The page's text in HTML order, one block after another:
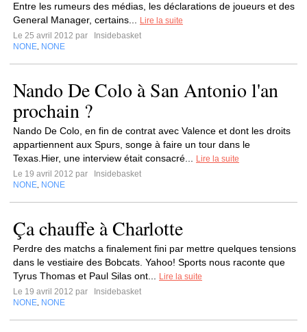
Entre les rumeurs des médias, les déclarations de joueurs et des
General Manager, certains...
Lire la suite
Le 25 avril 2012 par
Insidebasket
NONE NONE
Nando De Colo à San Antonio l'an
prochain ?
Nando De Colo, en fin de contrat avec Valence et dont les droits
appartiennent aux Spurs, songe à faire un tour dans le
Texas.Hier, une interview était consacré...
Lire la suite
Le 19 avril 2012 par
Insidebasket
NONE NONE
Ça chauffe à Charlotte
Perdre des matchs a finalement fini par mettre quelques tensions
dans le vestiaire des Bobcats. Yahoo! Sports nous raconte que
Tyrus Thomas et Paul Silas ont...
Lire la suite
Le 19 avril 2012 par
Insidebasket
NONE NONE